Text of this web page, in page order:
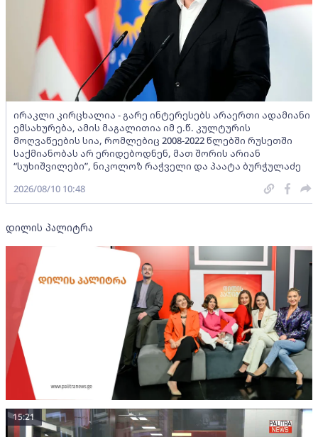
ირაკლი კირცხალია - გარე ინტერესებს არაერთი ადამიანი
ემსახურება, ამის მაგალითია იმ ე.წ. კულტურის
მოღვაწეების სია, რომლებიც 2008-2022 წლებში რუსეთში
საქმიანობას არ ერიდებოდნენ, მათ შორის არიან
“სუხიშვილები”, ნიკოლოზ რაჭველი და პაატა ბურჭულაძე
2026/08/10 10:48
დილის პალიტრა
15:21